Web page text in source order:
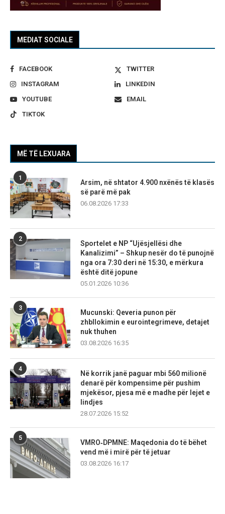
MEDIAT SOCIALE
FACEBOOK
TWITTER
INSTAGRAM
LINKEDIN
YOUTUBE
EMAIL
TIKTOK
MË TË LEXUARA
1
Arsim, në shtator 4.900 nxënës të klasës
së parë më pak
06.08.2026 17:33
2
Sportelet e NP “Ujësjellësi dhe
Kanalizimi” – Shkup nesër do të punojnë
nga ora 7:30 deri në 15:30, e mërkura
është ditë jopune
05.01.2026 10:36
3
Mucunski: Qeveria punon për
zhbllokimin e eurointegrimeve, detajet
nuk thuhen
03.08.2026 16:35
4
Në korrik janë paguar mbi 560 milionë
denarë për kompensime për pushim
mjekësor, pjesa më e madhe për lejet e
lindjes
28.07.2026 15:52
5
VMRO‑DPMNE: Maqedonia do të bëhet
vend më i mirë për të jetuar
03.08.2026 16:17